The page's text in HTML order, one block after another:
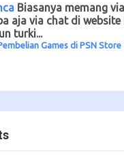
Biasanya memang
aja via chat di website
turki...
Games di PSN